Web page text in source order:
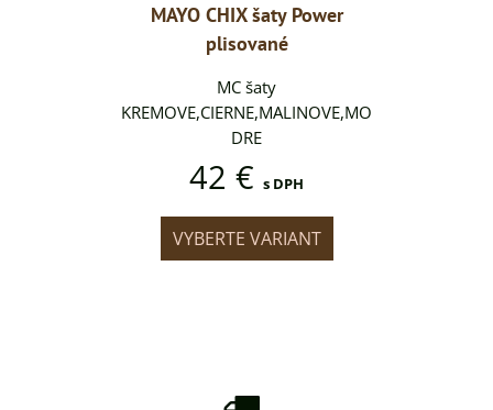
MAYO CHIX šaty Power
plisované
MC šaty
KREMOVE,CIERNE,MALINOVE,MO
DRE
42 € s DPH
VYBERTE VARIANT